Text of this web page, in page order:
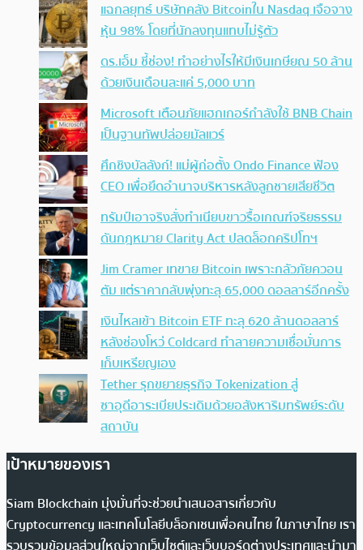
แฉกลยุทธ์ บริษัทคลัง Bitcoinใน Nasdaq เจือจาง
หุ้น 98% โดยที่นักลงทุนแทบไม่รู้ตัว
ดร.เอ็ม ชี้ช่อง! ทำอย่างไรให้มีเงินเกษียณ 50 ล้าน
ด้วยเงินเดือนละแค่ 5,000 บาท
Microsoft เตือนภัยแฮกเกอร์กำลังใช้ BNB Chain
เป็นฐานทัพปล่อยมัลแวร์
ศึกชิงบัลลังก์! แม่ผู้ก่อตั้ง Ondo Finance ฟ้อง
CEO เพื่อยึดอำนาจบริหารหลังลูกชายเสียชีวิต
ทรัมป์เอาจริง สั่งทำเนียบขาวรื้อเกณฑ์จริยธรรม
ดันกฎหมาย Clarity Act ปลดล็อกคริปโทฯ
Jim Cramer เทขาย Bitcoin เพราะกลัวภัยควอน
ตัม แต่ราคากลับพุ่งทะลุ 65,000 ดอลลาร์อีกครั้ง
เงินไหลเข้า Bitcoin ETF ทะลุ 620 ล้านดอลลาร์
หลังช่องโหว่ Coldcard ทำลายความเชื่อมั่นการ
เก็บเหรียญเอง
Tether รุกขยายธุรกิจ Tokenization สู่
ซาอุดีอาระเบียประเดิมด้วยอสังหาริมทรัพย์ระดับ
สถาบัน
เป้าหมายของเรา
Siam Blockchain มุ่งมั่นที่จะช่วยนำเสนอสารเกี่ยวกับ
Cryptocurrency และเทคโนโลยีบล็อกเชนเพื่อคนไทย ในภาษาไทย เรา
รวบรวมข้อมูลส่วนใหญ่จากเว็บไซต์และเว็บบอร์ดต่างประเทศและนำมา